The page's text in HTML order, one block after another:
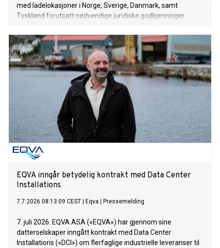
med ladelokasjoner i Norge, Sverige, Danmark, samt
Tyskland forutsatt nødvendige juridiske godkjenninger.
EQVA inngår betydelig kontrakt med Data Center
Installations
7.7.2026 08:13:09 CEST Eqva Pressemelding
7. juli 2026: EQVA ASA («EQVA») har gjennom sine
datterselskaper inngått kontrakt med Data Center
Installations («DCI») om flerfaglige industrielle leveranser til